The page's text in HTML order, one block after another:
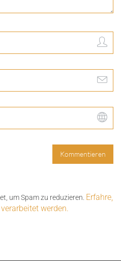
um Spam zu reduzieren. Erfahre,
werden.